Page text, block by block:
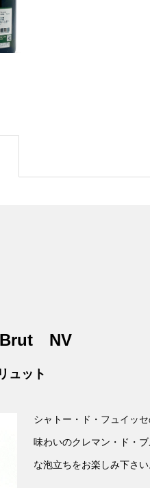
NV
ュット
シャトー・ド・フュイッ
味わいのクレマン・ド・
な泡立ちをお楽しみ下さい